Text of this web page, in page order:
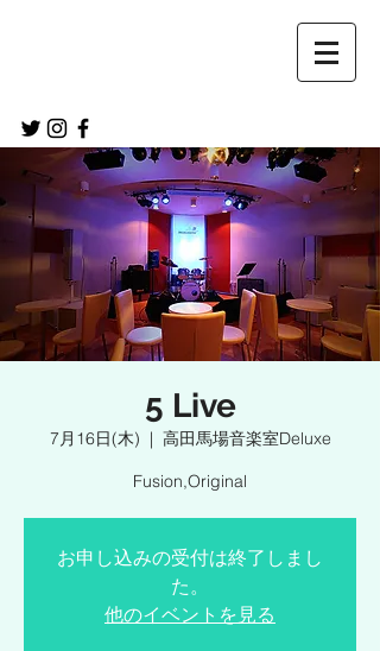
5 Live
7月16日(木)
  |
高田馬場音楽室Deluxe
Fusion,Original
お申し込みの受付は終了しまし
た。
他のイベントを見る